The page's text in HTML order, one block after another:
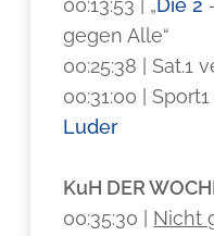
00:13:53 | „Die 2
gegen Alle“
00:25:38 | Sat.1
00:31:00 |
Luder
KuH DER
00:35:30 | Nicht